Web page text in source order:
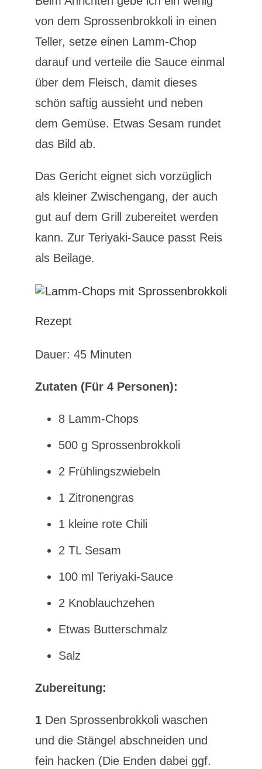
von dem Sprossenbrokkoli in einen
Teller, setze einen Lamm-Chop
darauf und verteile die Sauce einmal
über dem Fleisch, damit dieses
schön saftig aussieht und neben
dem Gemüse. Etwas Sesam rundet
das Bild ab.
Das Gericht eignet sich vorzüglich
als kleiner Zwischengang, der auch
gut auf dem Grill zubereitet werden
kann. Zur Teriyaki-Sauce passt Reis
als Beilage.
Rezept
Dauer: 45 Minuten
Zutaten (Für 4 Personen):
8 Lamm-Chops
500 g Sprossenbrokkoli
2 Frühlingszwiebeln
1 Zitronengras
1 kleine rote Chili
2 TL Sesam
100 ml Teriyaki-Sauce
2 Knoblauchzehen
Etwas Butterschmalz
Salz
Zubereitung:
1Den Sprossenbrokkoli waschen
und die Stängel abschneiden und
fein hacken (Die Enden dabei ggf.